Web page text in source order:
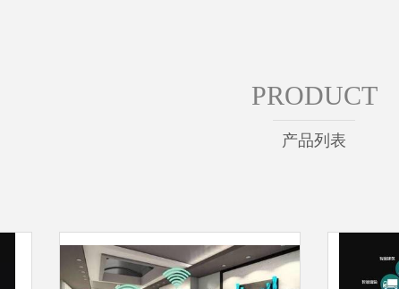
PRODUCT
产品列表